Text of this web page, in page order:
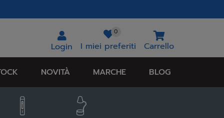
Login
0
I miei preferiti Carrello
NOVITÀ MARCHE BLOG